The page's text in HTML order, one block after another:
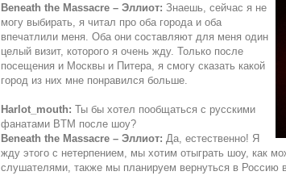
Beneath the Massacre – Эллиот: Знаешь, сейчас я не
могу выбирать, я читал про оба города и оба
впечатлили меня. Оба они составляют для меня один
целый визит, которого я очень жду. Только после
посещения и Москвы и Питера, я смогу сказать какой
город из них мне понравился больше.
Harlot_mouth: Ты бы хотел пообщаться с русскими
фанатами BTM после шоу?
Beneath the Massacre – Эллиот: Да, естественно! Я
жду этого с нетерпением, мы хотим отыграть шоу, как
слушателями, также мы планируем вернуться в Россию